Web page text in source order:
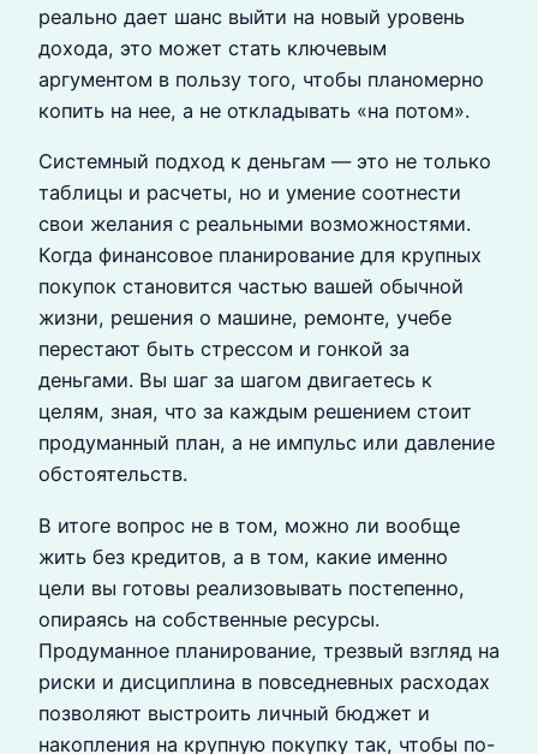
реально дает шанс выйти на новый уровень
дохода, это может стать ключевым
аргументом в пользу того, чтобы планомерно
копить на нее, а не откладывать «на потом».
Системный подход к деньгам — это не только
таблицы и расчеты, но и умение соотнести
свои желания с реальными возможностями.
Когда финансовое планирование для крупных
покупок становится частью вашей обычной
жизни, решения о машине, ремонте, учебе
перестают быть стрессом и гонкой за
деньгами. Вы шаг за шагом двигаетесь к
целям, зная, что за каждым решением стоит
продуманный план, а не импульс или давление
обстоятельств.
В итоге вопрос не в том, можно ли вообще
жить без кредитов, а в том, какие именно
цели вы готовы реализовывать постепенно,
опираясь на собственные ресурсы.
Продуманное планирование, трезвый взгляд на
риски и дисциплина в повседневных расходах
позволяют выстроить личный бюджет и
накопления на крупную покупку так, чтобы по-